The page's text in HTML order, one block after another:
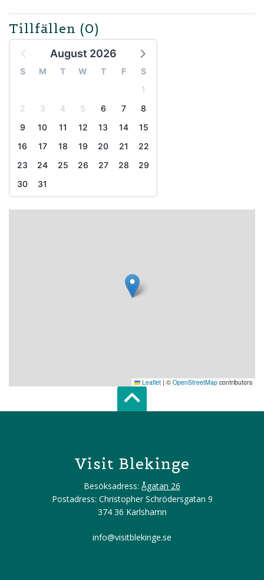
Tillfällen (0)
August 2026
S M T W T F
S
1
2
3 4 5 6 7
8
9
10 11 12 13 14
15
16
17 18 19 20 21
22
23
24 25 26 27 28
29
30
31
Leaflet | © OpenStreetMap contributors
Scroll top of
Visit Blekinge
Besöksadress: Ågatan 26
Postadress: Christopher Schrödersgatan 9
374 36 Karlshamn
info@visitblekinge.se